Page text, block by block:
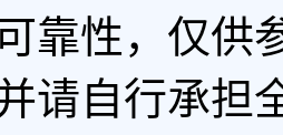
靠性，仅供
请自行承担